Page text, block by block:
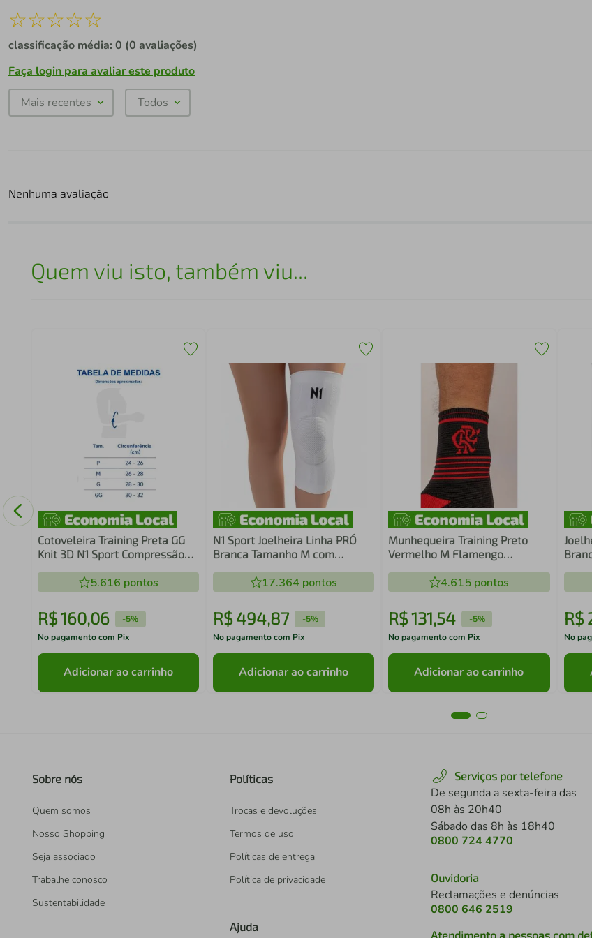
☆☆☆☆☆
classificação média: 0 (0 avaliações)
Faça login para avaliar este produto
Mais recentes Todos
Nenhuma avaliação
Quem viu isto, também viu...
Cotoveleira Training Preta GG
Knit 3D N1 Sport Compressão
Cotovelo Alívio Dor Treino
Recuperação
5.616 pontos
R$160,06 -5%
No pagamento com Pix
Adicionar ao carrinho
N1 Sport Joelheira Linha PRÓ
Branca Tamanho M com
Suporte Patelar Silicone Hastes
Laterais
17.364pontos
R$ 494,87 -5%
No pagamento com Pix
Adicionar ao carrinho
Munhequeira Training Preto
Vermelho M Flamengo
4.615pontos
R$131,54 -5%
No pagamento com Pix
Adicionar ao carrinho
R$
No
Sobre nós
Quem somos
Nosso Shopping
Seja associado
Trabalhe conosco
Sustentabilidade
Políticas
Trocas e devoluções
Termos de uso
Políticas de entrega
Política de privacidade
Ajuda
Serviços por telefone
De segunda a sexta-feira das
08h às 20h40
Sábado das 8h às 18h40
0800 724 4770
Ouvidoria
Reclamações e denúncias
0800 646 2519
Atendimento a pessoas com